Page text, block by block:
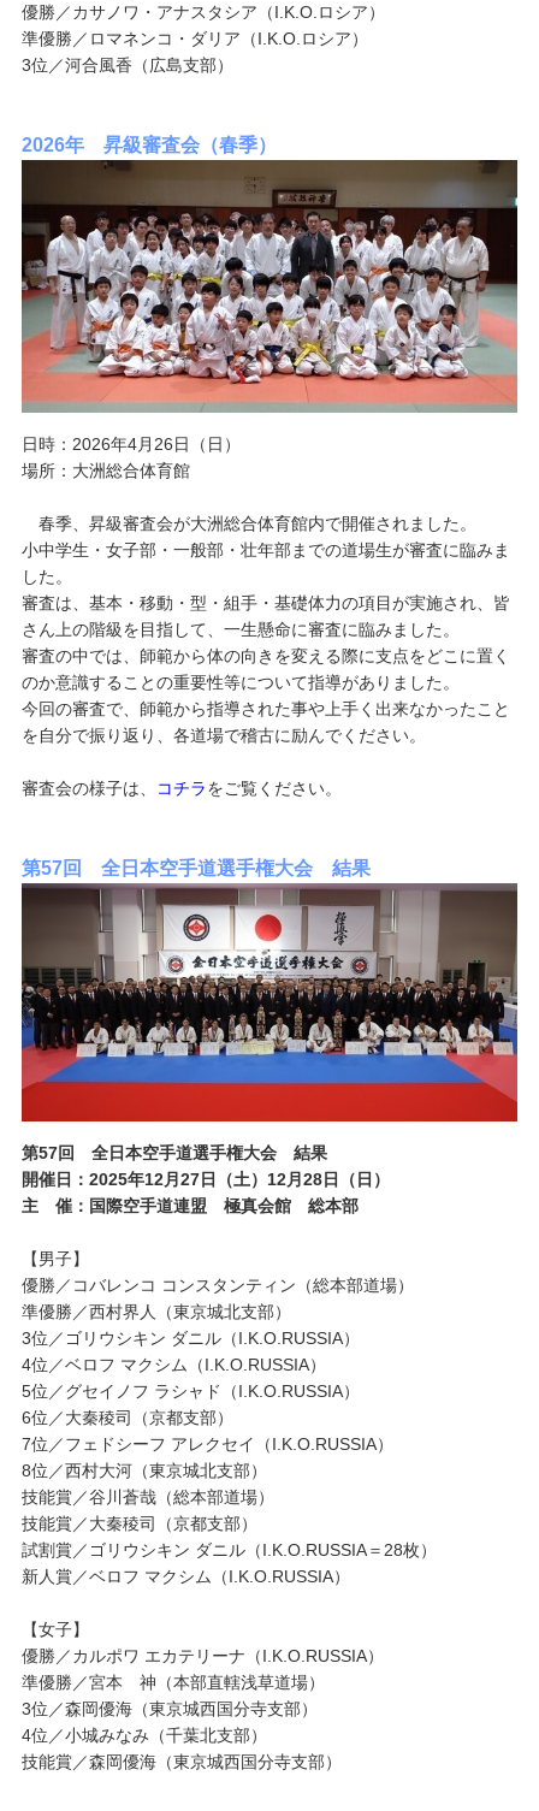
優勝／カサノワ・アナスタシア（I.K.O.ロシア）
準優勝／ロマネンコ・ダリア（I.K.O.ロシア）
3位／河合風香（広島支部）
2026年 昇級審査会（春季）
日時：2026年4月26日（日）
場所：大洲総合体育館
春季、昇級審査会が大洲総合体育館内で開催されました。
小中学生・女子部・一般部・壮年部までの道場生が審査に臨みま
した。
審査は、基本・移動・型・組手・基礎体力の項目が実施され、皆
さん上の階級を目指して、一生懸命に審査に臨みました。
審査の中では、師範から体の向きを変える際に支点をどこに置く
のか意識することの重要性等について指導がありました。
今回の審査で、師範から指導された事や上手く出来なかったこと
を自分で振り返り、各道場で稽古に励んでください。
審査会の様子は、 コチラをご覧ください。
第57回 全日本空手道選手権大会 結果
第57回 全日本空手道選手権大会 結果
開催日：2025年12月27日（土）12月28日（日）
主 催：国際空手道連盟 極真会館 総本部
【男子】
優勝／コバレンコ コンスタンティン（総本部道場）
準優勝／西村界人（東京城北支部）
3位／ゴリウシキン ダニル（I.K.O.RUSSIA）
4位／ベロフ マクシム（I.K.O.RUSSIA）
5位／グセイノフ ラシャド（I.K.O.RUSSIA）
6位／大秦稜司（京都支部）
7位／フェドシーフ アレクセイ（I.K.O.RUSSIA）
8位／西村大河（東京城北支部）
技能賞／谷川蒼哉（総本部道場）
技能賞／大秦稜司（京都支部）
試割賞／ゴリウシキン ダニル（I.K.O.RUSSIA＝28枚）
新人賞／ベロフ マクシム（I.K.O.RUSSIA）
【女子】
優勝／カルポワ エカテリーナ（I.K.O.RUSSIA）
準優勝／宮本 神（本部直轄浅草道場）
3位／森岡優海（東京城西国分寺支部）
4位／小城みなみ（千葉北支部）
技能賞／森岡優海（東京城西国分寺支部）